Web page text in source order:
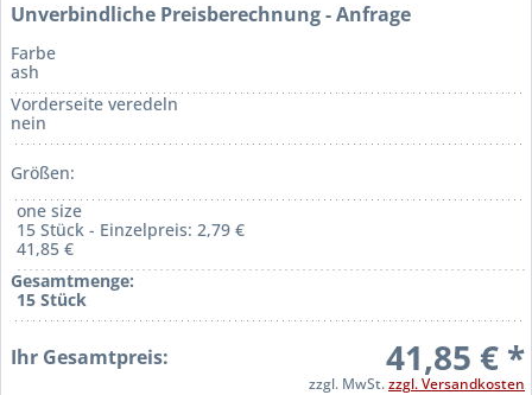
Unverbindliche Preisberechnung - Anfrage
Farbe
ash
Vorderseite veredeln
nein
Größen:
one size
15 Stück - Einzelpreis: 2,79 €
41,85 €
Gesamtmenge:
15 Stück
Ihr Gesamtpreis: 41,85 € *
zzgl. MwSt.zzgl. Versandkosten